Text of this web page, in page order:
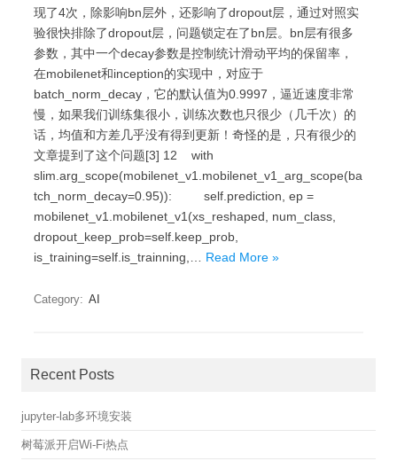
现了4次，除影响bn层外，还影响了dropout层，通过对照实
验很快排除了dropout层，问题锁定在了bn层。bn层有很多
参数，其中一个decay参数是控制统计滑动平均的保留率，
在mobilenet和inception的实现中，对应于
batch_norm_decay，它的默认值为0.9997，逼近速度非常
慢，如果我们训练集很小，训练次数也只很少（几千次）的
话，均值和方差几乎没有得到更新！奇怪的是，只有很少的
文章提到了这个问题[3] 12 with
slim.arg_scope(mobilenet_v1.mobilenet_v1_arg_scope(ba
tch_norm_decay=0.95)): self.prediction, ep =
mobilenet_v1.mobilenet_v1(xs_reshaped, num_class,
dropout_keep_prob=self.keep_prob,
is_training=self.is_trainning,… Read More »
Category: AI
Recent Posts
jupyter-lab多环境安装
树莓派开启Wi-Fi热点